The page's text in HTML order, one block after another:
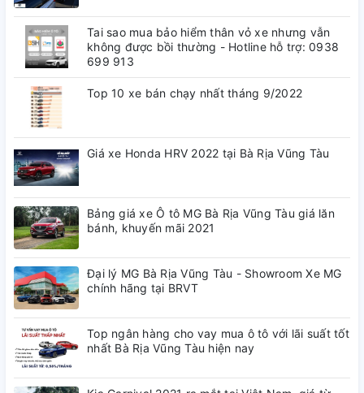
Tai sao mua bảo hiểm thân vỏ xe nhưng vẫn
không được bồi thường - Hotline hỗ trợ: 0938
699 913
Top 10 xe bán chạy nhất tháng 9/2022
Giá xe Honda HRV 2022 tại Bà Rịa Vũng Tàu
Bảng giá xe Ô tô MG Bà Rịa Vũng Tàu giá lăn
bánh, khuyến mãi 2021
Đại lý MG Bà Rịa Vũng Tàu - Showroom Xe MG
chính hãng tại BRVT
Top ngân hàng cho vay mua ô tô với lãi suất tốt
nhất Bà Rịa Vũng Tàu hiện nay